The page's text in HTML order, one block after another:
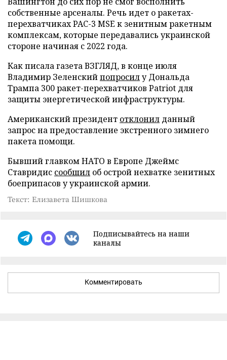
собственные арсеналы. Речь идет о ракетах-
перехватчиках PAC-3 MSE к зенитным ракетным
комплексам, которые передавались украинской
стороне начиная с 2022 года.
Как писала газета ВЗГЛЯД, в конце июля
Владимир Зеленскийпопросилу Дональда
Трампа 300 ракет-перехватчиков Patriot для
защиты энергетической инфраструктуры.
Американский президент отклонил данный
запрос на предоставление экстренного зимнего
пакета помощи.
Бывший главком НАТО в Европе Джеймс
Ставридис сообщил об острой нехватке зенитных
боеприпасов у украинской армии.
Текст: Елизавета Шишкова
Подписывайтесь на наши
каналы
Комментировать